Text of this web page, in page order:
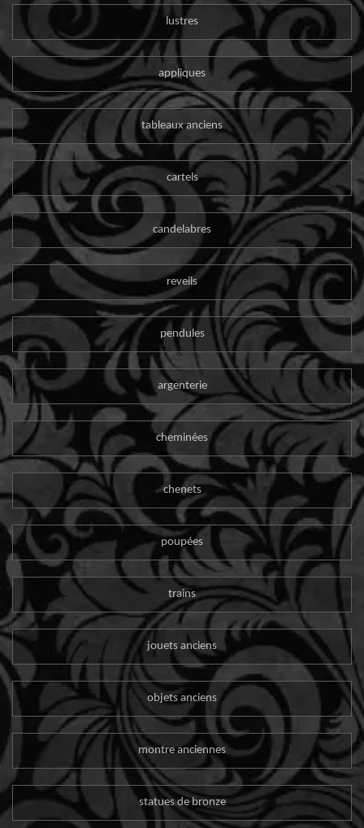
lustres
appliques
tableaux anciens
cartels
candelabres
reveils
pendules
argenterie
cheminées
chenets
poupées
trains
jouets anciens
objets anciens
montre anciennes
statues de bronze